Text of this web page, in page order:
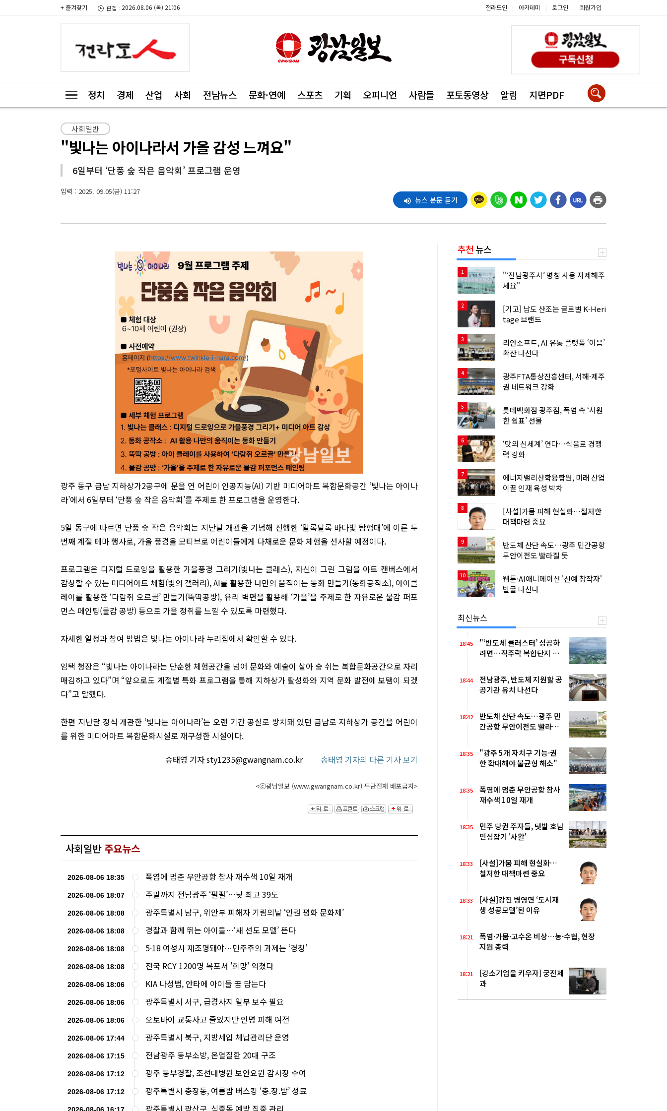
+ 즐겨찾기 2026.08.06 (목) 21:06 전라도인 | 아카데미 | 로그인 | 회원가입
정치 경제 산업 사회 전남뉴스 문화·연예 스포츠 기획 오피니언 사람들 포토동영상 알림 지면PDF
사회일반
"빛나는 아이나라서 가을 감성 느껴요"
6일부터 ‘단풍 숲 작은 음악회’ 프로그램 운영
입력 : 2025. 09.05(금) 11:27
뉴스 본문 듣기
광주 동구 금남 지하상가2공구에 문을 연 어린이 인공지능(AI) 기반 미디어아트 복합문화공간 ‘빛나는 아이나
라’에서 6일부터 ‘단풍 숲 작은 음악회’를 주제로 한 프로그램을 운영한다.
5일 동구에 따르면 단풍 숲 작은 음악회는 지난달 개관을 기념해 진행한 ‘알록달록 바다빛 탐험대’에 이른 두
번째 계절 테마 행사로, 가을 풍경을 모티브로 어린이들에게 다채로운 문화 체험을 선사할 예정이다.
프로그램은 디지털 드로잉을 활용한 가을풍경 그리기(빛나는 클래스), 자신이 그린 그림을 아트 캔버스에서
감상할 수 있는 미디어아트 체험(빛의 갤러리), AI를 활용한 나만의 움직이는 동화 만들기(동화공작소), 아이클
레이를 활용한 ‘다람쥐 오르골’ 만들기(뚝딱공방), 유리 벽면을 활용해 ‘가을’을 주제로 한 자유로운 물감 퍼포
먼스 페인팅(물감 공방) 등으로 가을 정취를 느낄 수 있도록 마련했다.
자세한 일정과 참여 방법은 빛나는 아이나라 누리집에서 확인할 수 있다.
임택 청장은 “빛나는 아이나라는 단순한 체험공간을 넘어 문화와 예술이 살아 숨 쉬는 복합문화공간으로 자리
매김하고 있다”며 “앞으로도 계절별 특화 프로그램을 통해 지하상가 활성화와 지역 문화 발전에 보탬이 되겠
다”고 말했다.
한편 지난달 정식 개관한 ‘빛나는 아이나라’는 오랜 기간 공실로 방치돼 있던 금남로 지하상가 공간을 어린이
를 위한 미디어아트 복합문화시설로 재구성한 시설이다.
송태영 기자 sty1235@gwangnam.co.kr
송태영 기자의 다른 기사 보기
<ⓒ광남일보 (www.gwangnam.co.kr) 무단전재 배포금지>
사회일반 주요뉴스
2026-08-06 18:35 폭염에 멈춘 무안공항 참사 재수색 10일 재개
2026-08-06 18:07 주말까지 전남광주 ‘펄펄’…낮 최고 39도
2026-08-06 18:08 광주특별시 남구, 위안부 피해자 기림의날 ‘인권 평화 문화제’
2026-08-06 18:08 경찰과 함께 뛰는 아이들…‘새 선도 모델’ 뜬다
2026-08-06 18:08 5·18 여성사 재조명돼야…민주주의 과제는 ‘경청’
2026-08-06 18:08 전국 RCY 1200명 목포서 '희망' 외쳤다
2026-08-06 18:06 KIA 나성범, 안타에 아이들 꿈 담는다
2026-08-06 18:06 광주특별시 서구, 급경사지 일부 보수 필요
2026-08-06 18:06 오토바이 교통사고 줄었지만 인명 피해 여전
2026-08-06 17:44 광주특별시 북구, 지방세입 체납관리단 운영
2026-08-06 17:15 전남광주 동부소방, 온열질환 20대 구조
2026-08-06 17:12 광주 동부경찰, 조선대병원 보안요원 감사장 수여
2026-08-06 17:12 광주특별시 충장동, 여름밤 버스킹 ‘충.장.밤’ 성료
광주특별시 광산구, 식중독 예방 집중 관리
추천뉴스
1
"‘전남광주시’ 명칭 사용 자제해주
세요"
2
[기고] 남도 산조는 글로벌 K-Heri
tage 브랜드
3
리안소프트, AI 유통 플랫폼 ‘이음’
확산 나선다
4
광주FTA통상진흥센터, 서해·제주
권 네트워크 강화
5
롯데백화점 광주점, 폭염 속 ‘시원
한 쉼표’ 선물
6
‘맛의 신세계’ 연다…식음료 경쟁
력 강화
7
에너지밸리산학융합원, 미래 산업
이끌 인재 육성 박차
8
[사설]가뭄 피해 현실화…철저한
대책마련 중요
9
반도체 산단 속도…광주 민간공항
무안이전도 빨라질 듯
10
웹툰·AI애니메이션 '신예 창작자'
발굴 나선다
최신뉴스
18:45
"‘반도체 클러스터’ 성공하
려면…직주락 복합단지 구
18:44
전남광주, 반도체 지원할 공
공기관 유치 나선다
18:42
반도체 산단 속도…광주 민
간공항 무안이전도 빨라질
18:35
"광주 5개 자치구 기능·권
한 확대해야 불균형 해소"
18:35
폭염에 멈춘 무안공항 참사
재수색 10일 재개
18:35
민주 당권 주자들, 텃밭 호남
민심잡기 '사활'
18:33
[사설]가뭄 피해 현실화…
철저한 대책마련 중요
18:33
[사설]강진 병영면 ‘도시재
생 성공모델’된 이유
18:21
폭염·가뭄·고수온 비상…농·수협, 현장
지원 총력
18:21
[강소기업을 키우자] 궁전제
과